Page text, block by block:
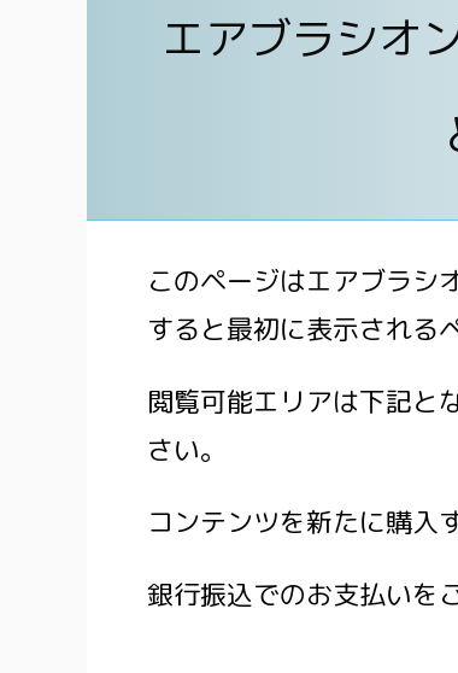
エアブラシオ
このページはエアブラシ
すると最初に表示される
閲覧可能エリアは下記と
さい。
コンテンツを新たに購入
銀行振込でのお支払いを